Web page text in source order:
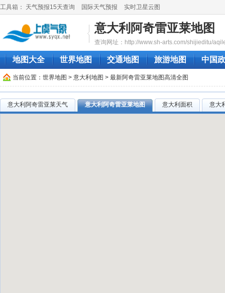
工具箱： 天气预报15天查询 国际天气预报 实时卫星云图
意大利阿奇雷亚莱地图
查询网址：http://www.sh-arts.com/shijieditu/
地图大全 世界地图 交通地图 旅游地图 中国
当前位置： 世界地图 > 意大利地图 > 最新阿奇雷亚莱地图高清全图
意大利阿奇雷亚莱天气 意大利阿奇雷亚莱地图 意大利面积 意大